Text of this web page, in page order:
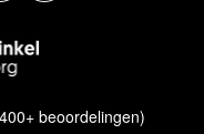
beoordelingen)